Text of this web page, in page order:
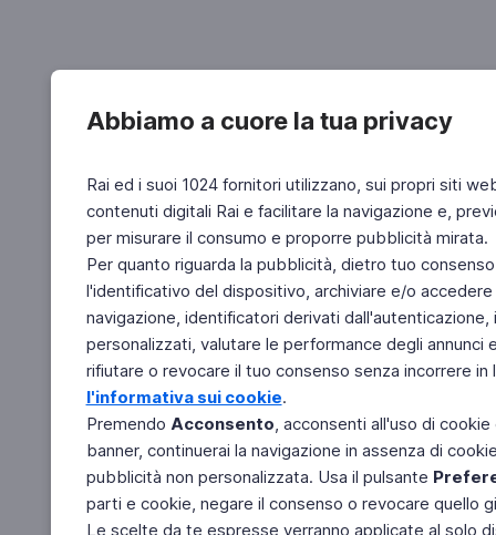
Abbiamo a cuore la tua privacy
Rai ed i suoi 1024 fornitori utilizzano, sui propri siti
contenuti digitali Rai e facilitare la navigazione e,
per misurare il consumo e proporre pubblicità mirata.
Per quanto riguarda la pubblicità, dietro tuo
l'identificativo del dispositivo, archiviare e/o
navigazione, identificatori derivati
personalizzati, valutare le performance degli
rifiutare o revocare il tuo consenso senza incorrere
l'informativa sui cookie.
Premendo Acconsento, acconsenti all'uso di
banner, continuerai la navigazione in assenza di
pubblicità non personalizzata. Usa il pulsante
parti e cookie, negare il consenso o revocare quello
Le scelte da te espresse verranno applicate al solo